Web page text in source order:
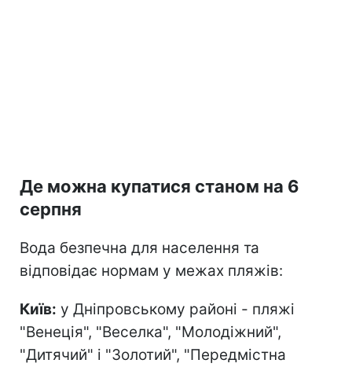
Де можна купатися станом на 6
серпня
Вода безпечна для населення та
відповідає нормам у межах пляжів:
Київ: у Дніпровському районі - пляжі
"Венеція", "Веселка", "Молодіжний",
"Дитячий" і "Золотий", "Передмістна